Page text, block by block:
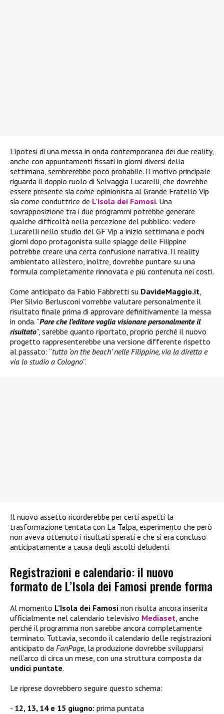
L’ipotesi di una messa in onda contemporanea dei due reality,
anche con appuntamenti fissati in giorni diversi della
settimana, sembrerebbe poco probabile. Il motivo principale
riguarda il doppio ruolo di Selvaggia Lucarelli, che dovrebbe
essere presente sia come opinionista al Grande Fratello Vip
sia come conduttrice de L’Isola dei Famosi. Una
sovrapposizione tra i due programmi potrebbe generare
qualche difficoltà nella percezione del pubblico: vedere
Lucarelli nello studio del GF Vip a inizio settimana e pochi
giorni dopo protagonista sulle spiagge delle Filippine
potrebbe creare una certa confusione narrativa. Il reality
ambientato all’estero, inoltre, dovrebbe puntare su una
formula completamente rinnovata e più contenuta nei costi.
Come anticipato da Fabio Fabbretti su DavideMaggio.it
Pier Silvio Berlusconi vorrebbe valutare personalmente il
risultato finale prima di approvare definitivamente la messa
in onda. “Pare che l’editore voglia visionare personalmente il
risultato”, sarebbe quanto riportato, proprio perché il nuovo
progetto rappresenterebbe una versione differente rispetto
al passato: “tutto ‘on the beach’ nelle Filippine, via la diretta e
via lo studio a Cologno”.
Il nuovo assetto ricorderebbe per certi aspetti la
trasformazione tentata con La Talpa, esperimento che però
non aveva ottenuto i risultati sperati e che si era concluso
anticipatamente a causa degli ascolti deludenti.
Registrazioni e calendario: il nuovo
formato de L’Isola dei Famosi prende forma
Al momento L’Isola dei Famosi non risulta ancora inserita
ufficialmente nel calendario televisivo Mediaset, anche
perché il programma non sarebbe ancora completamente
terminato. Tuttavia, secondo il calendario delle registrazioni
anticipato da FanPage, la produzione dovrebbe svilupparsi
nell’arco di circa un mese, con una struttura composta da
undici puntate.
Le riprese dovrebbero seguire questo schema:
12, 13, 14 e 15 giugno: prima puntata